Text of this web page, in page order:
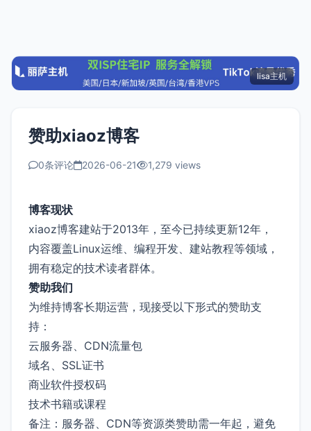
lisa主机
赞助xiaoz博客
0条评论 2026-06-21 1,279 views
博客现状
xiaoz博客建站于2013年，至今已持续更新12年，
内容覆盖Linux运维、编程开发、建站教程等领域，
拥有稳定的技术读者群体。
赞助我们
为维持博客长期运营，现接受以下形式的赞助支
持：
云服务器、CDN流量包
域名、SSL证书
商业软件授权码
技术书籍或课程
备注：服务器、CDN等资源类赞助需一年起，避免